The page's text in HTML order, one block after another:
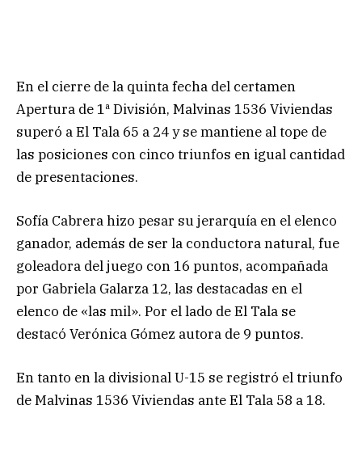
En el cierre de la quinta fecha del certamen
Apertura de 1ª División, Malvinas 1536 Viviendas
superó a El Tala 65 a 24 y se mantiene al tope de
las posiciones con cinco triunfos en igual cantidad
de presentaciones.
Sofía Cabrera hizo pesar su jerarquía en el elenco
ganador, además de ser la conductora natural, fue
goleadora del juego con 16 puntos, acompañada
por Gabriela Galarza 12, las destacadas en el
elenco de «las mil». Por el lado de El Tala se
destacó Verónica Gómez autora de 9 puntos.
En tanto en la divisional U-15 se registró el triunfo
de Malvinas 1536 Viviendas ante El Tala 58 a 18.